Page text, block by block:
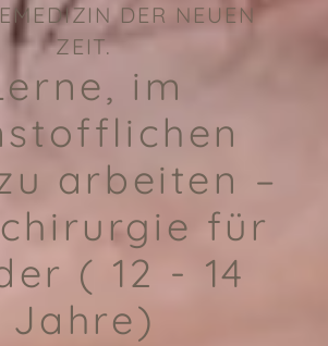
DER NEUEN
ZEIT.
im
arbeiten –
für
( 12 - 14
Jahre)